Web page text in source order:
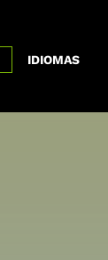
IDIOMAS